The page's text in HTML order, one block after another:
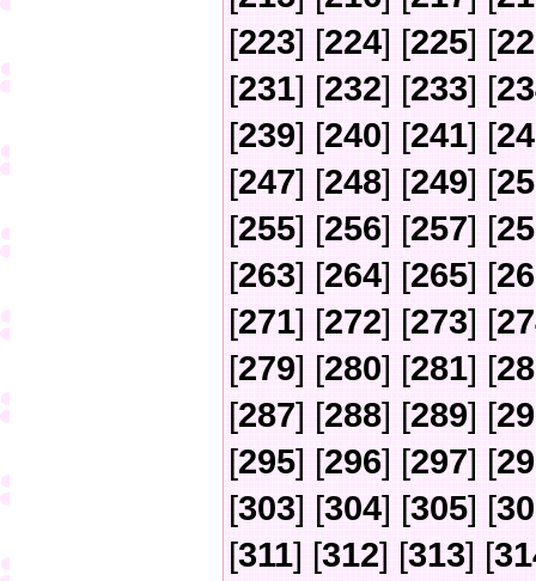
[223] [224] [225] [
[231] [232] [233] [
[239] [240] [241] [
[247] [248] [249] [
[255] [256] [257] [
[263] [264] [265] [
[271] [272] [273] [
[279] [280] [281] [
[287] [288] [289] [
[295] [296] [297] [
[303] [304] [305] [
[311] [312] [313] [